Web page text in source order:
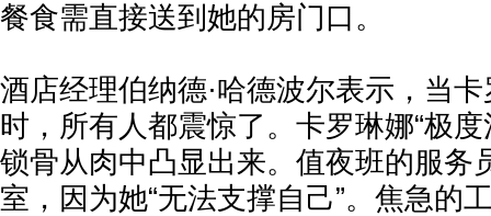
餐食需直接送到她的房门口。
酒店经理伯纳德·哈德波尔表示，当
时，所有人都震惊了。卡罗琳娜“极
锁骨从肉中凸显出来。值夜班的服务
室，因为她“无法支撑自己”。焦急的